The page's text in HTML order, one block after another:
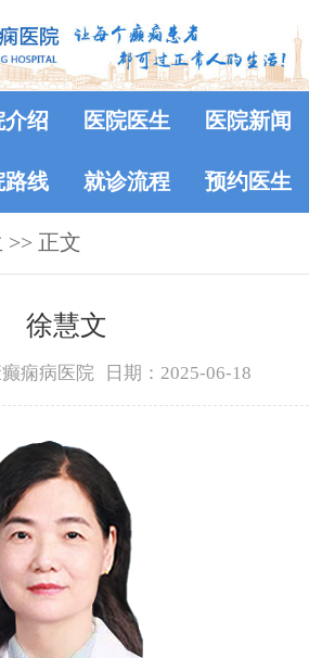
介绍 医院医生 医院新闻
路线 就诊流程 预约医生
>> 正文
徐慧文
痫病医院 日期：2025-06-18